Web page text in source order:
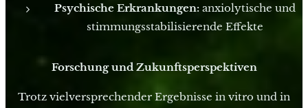
Psychische Erkrankungen:anxiolytische und
stimmungsstabilisierende Effekte
Forschung und Zukunftsperspektiven
Trotz vielversprechender Ergebnisse in vitro und in